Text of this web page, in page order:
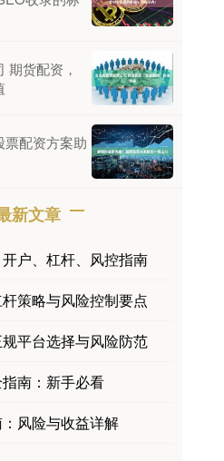
期货配资，
配资方案助
新文章
户、杠杆、风控指南
策略与风险控制要点
平台选择与风险防范
南：新手必看
风险与收益详解